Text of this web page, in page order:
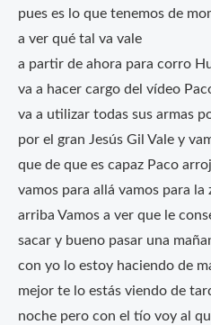
pues es lo que tenemos de
a ver qué tal va vale
a partir de ahora para corro
va a hacer cargo del vídeo
va a utilizar todas sus armas
por el gran Jesús Gil Vale y
que de que es capaz Paco
vamos para allá vamos para la
arriba Vamos a ver que le
sacar y bueno pasar una
con yo lo estoy haciendo de
mejor te lo estás viendo de
noche pero con el tío voy al